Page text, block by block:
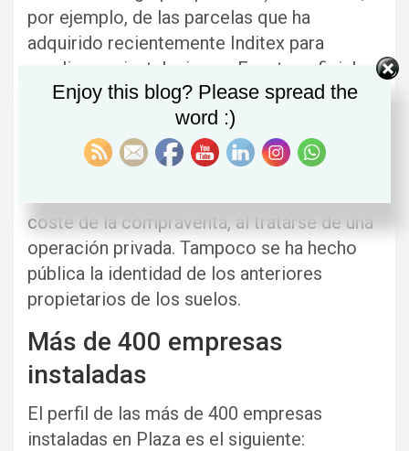
por ejemplo, de las parcelas que ha
adquirido recientemente Inditex para
ampliar sus instalaciones. Fuentes oficiales
subrayan que esos suelos que ha comprado
la empresa de Amancio Ortega se
encuentran en el ámbito de Plaza, si bien
pertenecían a unos particulares. El Gobierno
coste de la compraventa, al tratarse de una
operación privada. Tampoco se ha hecho
pública la identidad de los anteriores
propietarios de los suelos.
Más de 400 empresas
instaladas
El perfil de las más de 400 empresas
instaladas en Plaza es el siguiente:
Enjoy this blog? Please spread the
word :)